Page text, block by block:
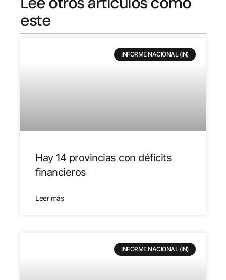
este
INFORME NACIONAL (IN)
Hay 14 provincias con déficits
financieros
Leer más
INFORME NACIONAL (IN)